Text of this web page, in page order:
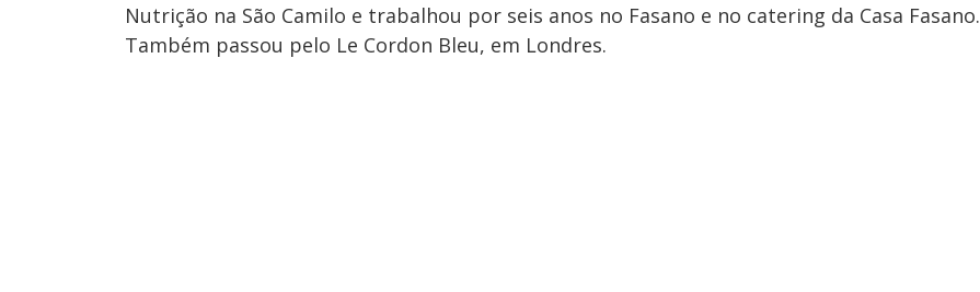
Nutrição na São Camilo e trabalhou por seis anos no Fasano e no catering da Casa Fasano.
Também passou pelo Le Cordon Bleu, em Londres.